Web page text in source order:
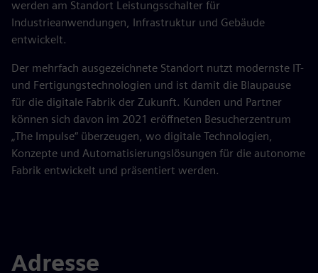
werden am Standort Leistungsschalter für
Industrieanwendungen, Infrastruktur und Gebäude
entwickelt.
Der mehrfach ausgezeichnete Standort nutzt modernste IT-
und Fertigungstechnologien und ist damit die Blaupause
für die digitale Fabrik der Zukunft. Kunden und Partner
können sich davon im 2021 eröffneten Besucherzentrum
„The Impulse“ überzeugen, wo digitale Technologien,
Konzepte und Automatisierungslösungen für die autonome
Fabrik entwickelt und präsentiert werden.
Adresse